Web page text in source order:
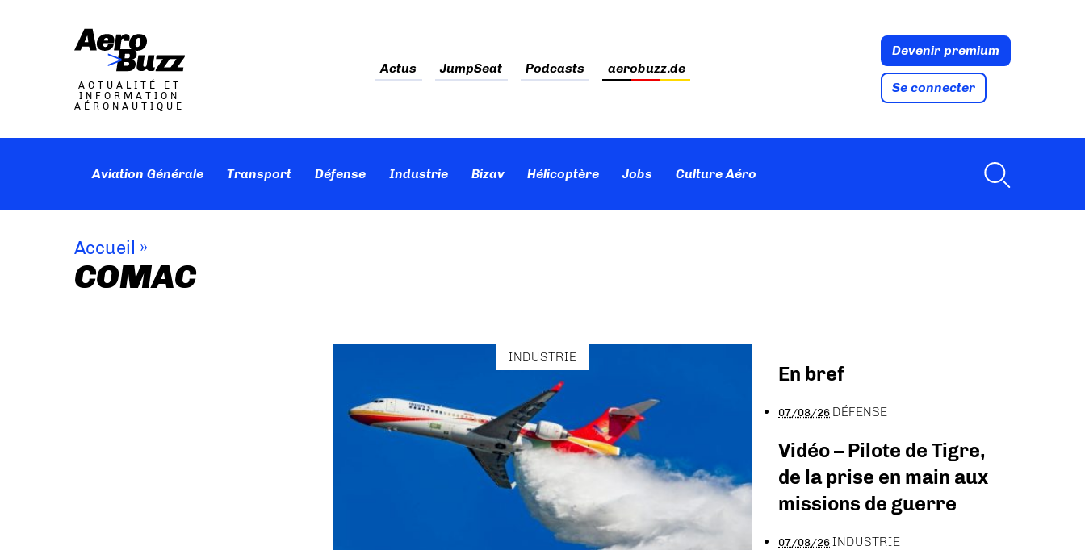
ACTUALITÉ ET
INFORMATION
AÉRONAUTIQUE
Actus JumpSeat Podcasts aerobuzz.de
Devenir premium
Se connecter
Aviation Générale Transport Défense Industrie Bizav Hélicoptère Jobs Culture Aéro
Accueil »
COMAC
INDUSTRIE
En bref
07/08/26 DÉFENSE
Vidéo – Pilote de Tigre,
de la prise en main aux
missions de guerre
07/08/26INDUSTRIE